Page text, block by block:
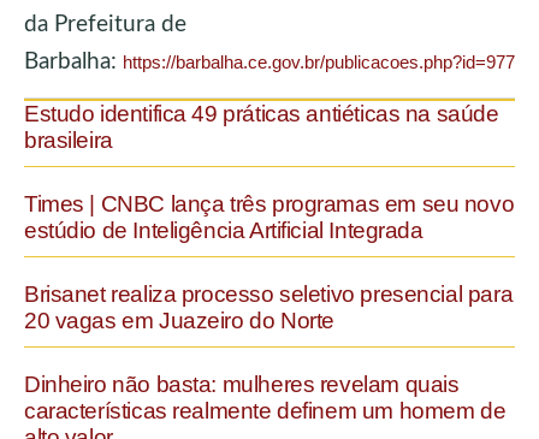
da Prefeitura de
Barbalha: https://barbalha.ce.gov.br/publicacoes.php?id=977
Estudo identifica 49 práticas antiéticas na saúde
brasileira
Times | CNBC lança três programas em seu novo
estúdio de Inteligência Artificial Integrada
Brisanet realiza processo seletivo presencial para
20 vagas em Juazeiro do Norte
Dinheiro não basta: mulheres revelam quais
características realmente definem um homem de